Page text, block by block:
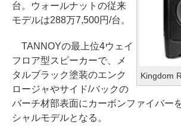
Kingdom
台。ウォールナットの従来
モデルは288万7,500円/台。
TANNOYの最上位4ウェイ
フロア型スピーカーで、メ
タルブラック塗装のエンク
ロージャやサイド/バックの
バーチ材部表面にカーボンファイバー
シャルモデルとなる。